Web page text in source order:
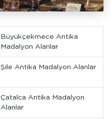
Büyükçekmece Antika
Madalyon Alanlar
Şile Antika Madalyon Alanlar
Çatalca Antika Madalyon
Alanlar